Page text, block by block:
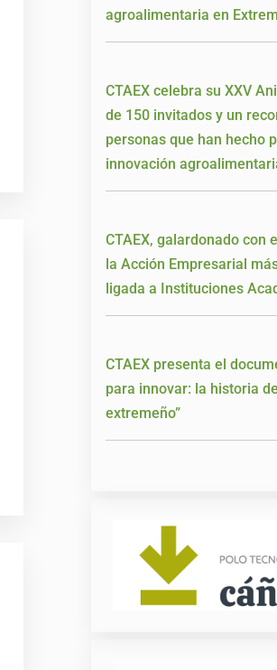
agroalimentaria en
CTAEX celebra su XXV
de 150 invitados y un
personas que han hecho
innovación
CTAEX, galardonado con
la Acción Empresarial
ligada a Instituciones
CTAEX presenta el
para innovar: la historia
extremeño”